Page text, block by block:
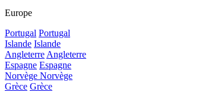
Europe
Portugal Portugal
Islande Islande
Angleterre Angleterre
Espagne Espagne
Norvège Norvège
Grèce Grèce